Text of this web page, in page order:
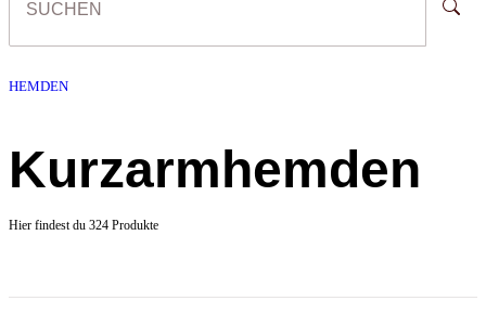
HEMDEN
Kurzarmhemden
Hier findest du 324 Produkte